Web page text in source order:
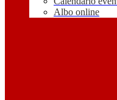
Albo online